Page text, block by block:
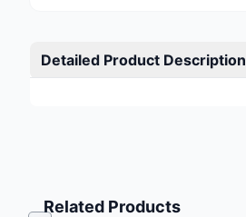
Detailed Product Description
Related Products